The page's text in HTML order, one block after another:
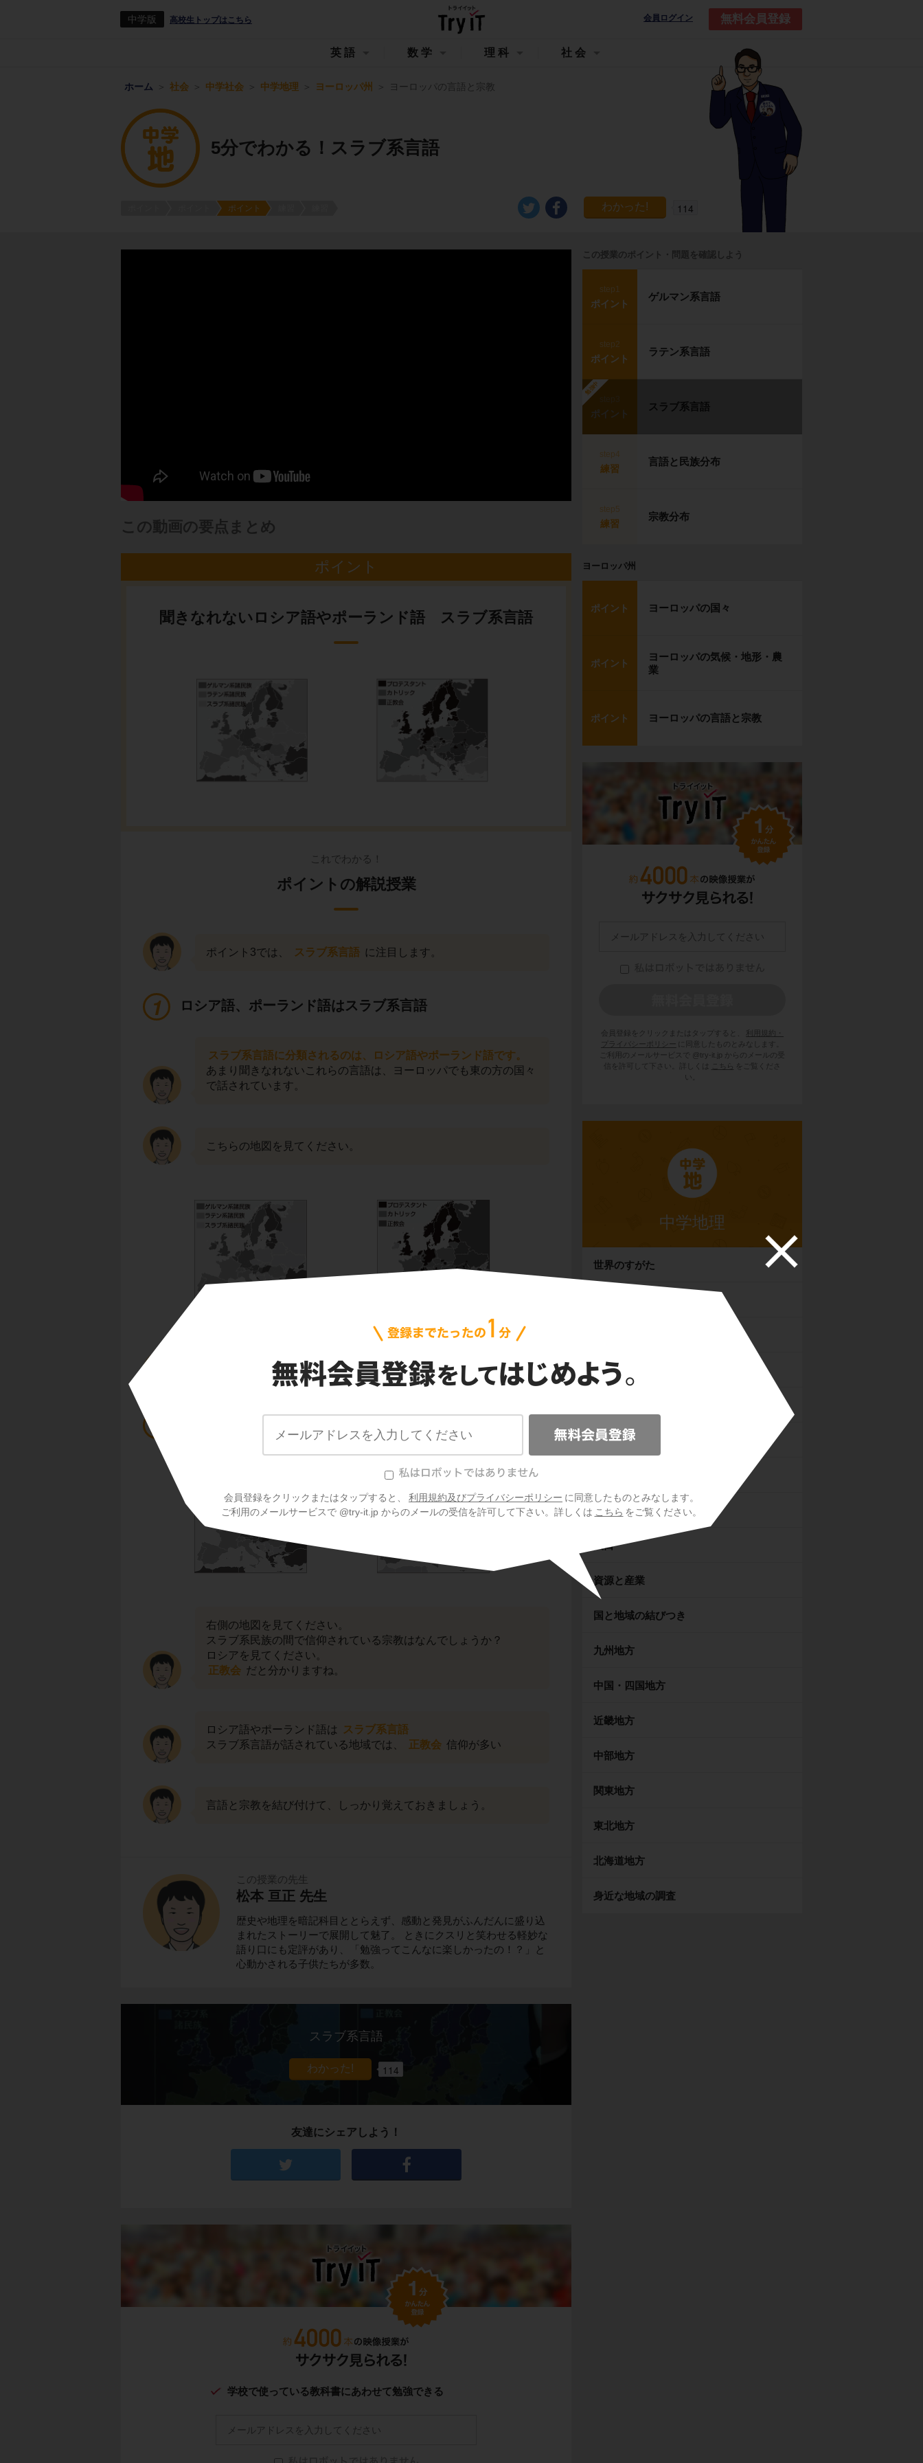
中学版 高校生トップはこちら 会員ログイン 無料会員登録
会員登録をクリックまたはタップすると、 利用規約及びプライバシーポリシー に同意したものとみなします。
ご利用のメールサービスで @try-it.jp からのメールの受信を許可して下さい。詳しくは こちら をご覧ください。
英語 数学 理科 社会
ホーム 社会 中学社会 中学地理 ヨーロッパ州 ヨーロッパの言語と宗教
5分でわかる！スラブ系言語
ポイント 114
この動画の要点まとめ
ポイント
聞きなれないロシア語やポーランド語 スラブ系言語
これでわかる！
ポイントの解説授業
ポイント3では、 スラブ系言語 に注目します。
ロシア語、ポーランド語はスラブ系言語
スラブ系言語に分類されるのは、ロシア語やポーランド語です。
あまり聞きなれないこれらの言語は、ヨーロッパでも東の方の国々
で話されています。
こちらの地図を見てください。
ロシアやポーランドは、スラブ系諸民族 に分類されていますね。
右側の地図を見てください。
スラブ系民族の間で信仰されている宗教はなんでしょうか？
ロシアを見てください。
正教会 だと分かりますね。
ロシア語やポーランド語は
スラブ系言語
スラブ系言語が話されている地域では、
正教会 信仰が多い
言語と宗教を結び付けて、しっかり覚えておきましょう。
この授業の先生
松本 亘正 先生
歴史や地理を暗記科目ととらえず、感動と発見がふんだんに盛り込
まれたストーリーで展開して魅了。 ときにクスリと笑わせる軽妙な
語り口にも定評があり、「勉強ってこんなに楽しかったの！？」と
心動かされる子供たちが多数。
スラブ系言語
114
友達にシェアしよう！
学校で使っている教科書にあわせて勉強できる
この授業のポイント・問題を確認しよう
step1
ポイント
ゲルマン系言語
step2
ポイント
ラテン系言語
勉強中
ポイント
スラブ系言語
step4
練習
言語と民族分布
step5
練習
宗教分布
ヨーロッパ州
ポイント ヨーロッパの国々
ポイント
ヨーロッパの気候・地形・農
業
ポイント ヨーロッパの言語と宗教
会員登録をクリックまたはタップすると、
利用規約・
プライバシーポリシー
に同意したものとみなします。
ご利用のメールサービスで @try-it.jp からのメールの受
信を許可して下さい。詳しくは
こちら
をご覧くださ
い。
中学地理
世界のすがた
北アメリカ州
オセアニア州
自然環境
人口
資源と産業
国と地域の結びつき
九州地方
中国・四国地方
近畿地方
中部地方
関東地方
東北地方
北海道地方
身近な地域の調査